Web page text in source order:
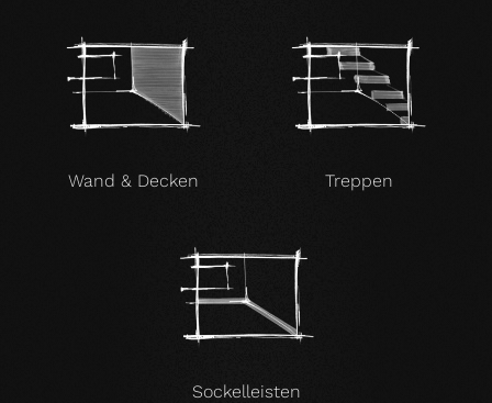
Wand & Decken Treppen
Sockelleisten